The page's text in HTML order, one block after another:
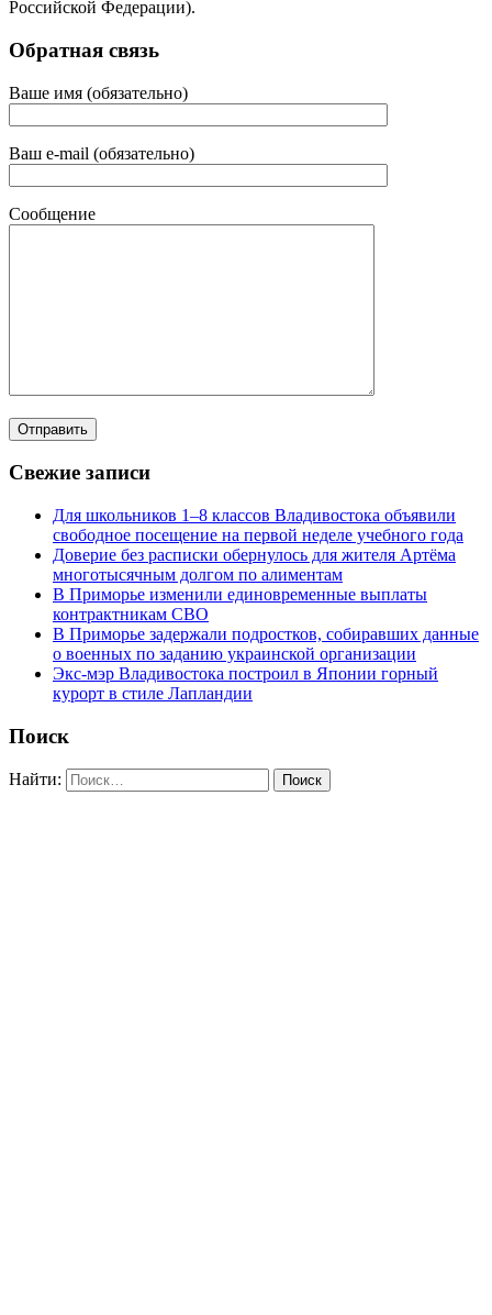
Российской Федерации).
Обратная связь
Ваше имя (обязательно)
Ваш e-mail (обязательно)
Сообщение
Свежие записи
Для школьников 1–8 классов Владивостока объявили
свободное посещение на первой неделе учебного года
Доверие без расписки обернулось для жителя Артёма
многотысячным долгом по алиментам
В Приморье изменили единовременные выплаты
контрактникам СВО
В Приморье задержали подростков, собиравших данные
о военных по заданию украинской организации
Экс-мэр Владивостока построил в Японии горный
курорт в стиле Лапландии
Поиск
Найти: